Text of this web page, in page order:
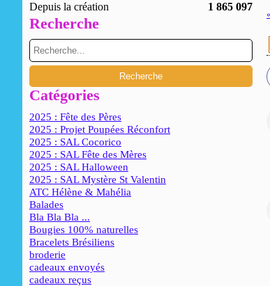
Depuis la création 1 865 097
Recherche
Catégories
2025 : Fête des Pères
2025 : Projet Poupées Réconfort
2025 : SAL Cocorico
2025 : SAL Fête des Mères
2025 : SAL Halloween
2025 : SAL Mystère St Valentin
ATC Hélène & Mahélia
Balades
Bla Bla Bla ...
Bougies 100% naturelles
Bracelets Brésiliens
broderie
cadeaux envoyés
cadeaux reçus